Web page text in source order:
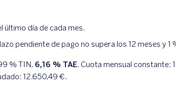
día de cada mes.
pendiente de pago no supera los 12 meses y 1
% TIN, 6,16 % TAE. Cuota mensual constante:
12.650,49 €.